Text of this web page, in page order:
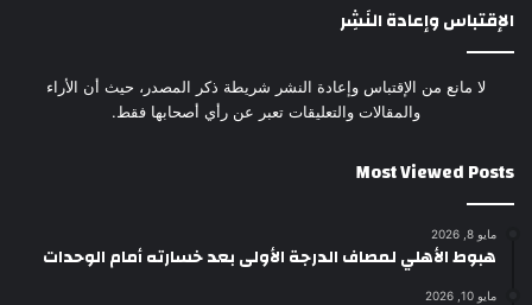
الإقتباس وإعادة النَشِر
لا مانع من الإقتباس وإعادة النشر شريطة ذكر المصدر، حيث أن الأراء
والمقالات والتعليقات تعبر عن رأي أصحابها فقط.
Most Viewed Posts
مايو 8, 2026
هبوط الأهلي لمصاف الدرجة الأولى بعد خسارته أمام الوحدات
مايو 10, 2026